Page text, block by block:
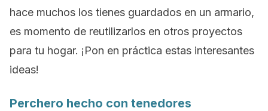
hace muchos los tienes guardados en un armario,
es momento de reutilizarlos en otros proyectos
para tu hogar. ¡Pon en práctica estas interesantes
ideas!
Perchero hecho con tenedores